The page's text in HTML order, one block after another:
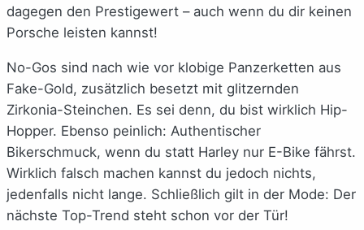
dagegen den Prestigewert – auch wenn du dir keinen
Porsche leisten kannst!
No-Gos sind nach wie vor klobige Panzerketten aus
Fake-Gold, zusätzlich besetzt mit glitzernden
Zirkonia-Steinchen. Es sei denn, du bist wirklich Hip-
Hopper. Ebenso peinlich: Authentischer
Bikerschmuck, wenn du statt Harley nur E-Bike fährst.
Wirklich falsch machen kannst du jedoch nichts,
jedenfalls nicht lange. Schließlich gilt in der Mode: Der
nächste Top-Trend steht schon vor der Tür!